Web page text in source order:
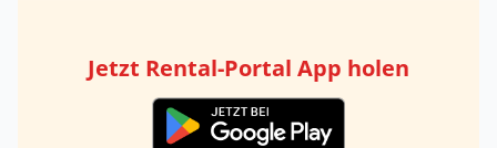
Jetzt Rental-Portal App holen